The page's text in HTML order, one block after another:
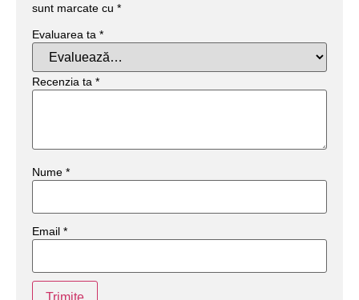
sunt marcate cu *
Evaluarea ta *
Recenzia ta *
Nume *
Email *